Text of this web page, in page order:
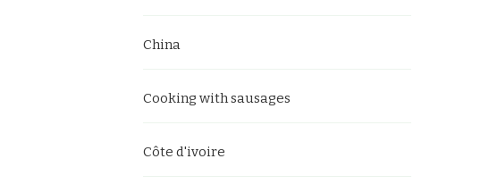
China
Cooking with sausages
Côte d'ivoire